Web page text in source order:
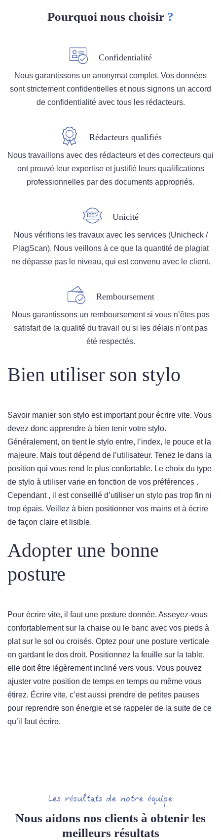
Pourquoi nous choisir ?
Confidentialité
Nous garantissons un anonymat complet. Vos données
sont strictement confidentielles et nous signons un accord
de confidentialité avec tous les rédacteurs.
Rédacteurs qualifiés
Nous travaillons avec des rédacteurs et des correcteurs qui
ont prouvé leur expertise et justifié leurs qualifications
professionnelles par des documents appropriés.
Unicité
Nous vérifions les travaux avec les services (Unicheck /
PlagScan). Nous veillons à ce que la quantité de plagiat
ne dépasse pas le niveau, qui est convenu avec le client.
Remboursement
Nous garantissons un remboursement si vous n’êtes pas
satisfait de la qualité du travail ou si les délais n’ont pas
été respectés.
Bien utiliser son stylo
Savoir manier son stylo est important pour écrire vite. Vous
devez donc apprendre à bien tenir votre stylo.
Généralement, on tient le stylo entre, l’index, le pouce et la
majeure. Mais tout dépend de l’utilisateur. Tenez le dans la
position qui vous rend le plus confortable. Le choix du type
de stylo à utiliser varie en fonction de vos préférences .
Cependant , il est conseillé d’utiliser un stylo pas trop fin ni
trop épais. Veillez à bien positionner vos mains et à écrire
de façon claire et lisible.
Adopter une bonne
posture
Pour écrire vite, il faut une posture donnée. Asseyez-vous
confortablement sur la chaise ou le banc avec vos pieds à
plat sur le sol ou croisés. Optez pour une posture verticale
en gardant le dos droit. Positionnez la feuille sur la table,
elle doit être légèrement incliné vers vous. Vous pouvez
ajuster votre position de temps en temps ou même vous
étirez. Écrire vite, c’est aussi prendre de petites pauses
pour reprendre son énergie et se rappeler de la suite de ce
qu’il faut écrire.
Les résultats de notre équipe
Nous aidons nos clients à obtenir les
meilleurs résultats